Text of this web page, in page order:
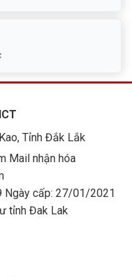
Tỉnh Đắk Lắk
Mail nhận hóa
Ngày cấp: 27/01/2021
tỉnh Đak Lak